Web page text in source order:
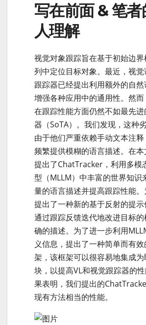
写在前面 & 笔者
人理解
视觉对象跟踪旨在基于初始边
列中定位目标对象。最近，视觉
跟踪器已经提出利用额外的自
增强各种应用中的通用性。然而
在跟踪性能方面仍然不如最先
器（SoTA）。我们发现，这种
由于他们严重依赖手动文本注
频繁提供模糊的语言描述。在
提出了ChatTracker，利用多模
型（MLLM）中丰富的世界知识
量的语言描述并提高跟踪性能
提出了一种新的基于反射的提示
通过跟踪反馈迭代地改进目标
确的描述。为了进一步利用
义信息，提出了一种简单而有
架，该框架可以很容易地集成
块，以提高VL和视觉跟踪器的
果表明，我们提出的
现有方法相当的性能。